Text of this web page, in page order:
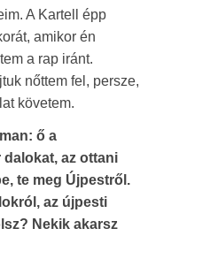
A Kartell épp
amikor én
a rap iránt.
nőttem fel, persze,
követem.
ő a
dalokat, az ottani
te meg Újpestről.
az újpesti
Nekik akarsz